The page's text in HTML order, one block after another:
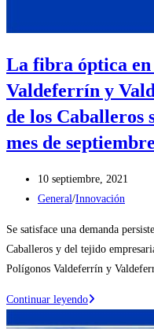
La fibra óptica en
Valdeferrín y
de los Caballeros
mes de septiembre
Publicación
de
10 septiembre, 2021
Categoría
entrada:
General/Innovación
Se satisface una demanda
Caballeros y del tejido
Polígonos Valdeferrín y
Continuar leyendoLa